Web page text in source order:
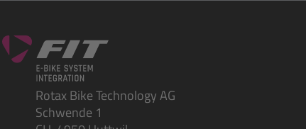
Rotax Bike Technology AG
Schwende 1